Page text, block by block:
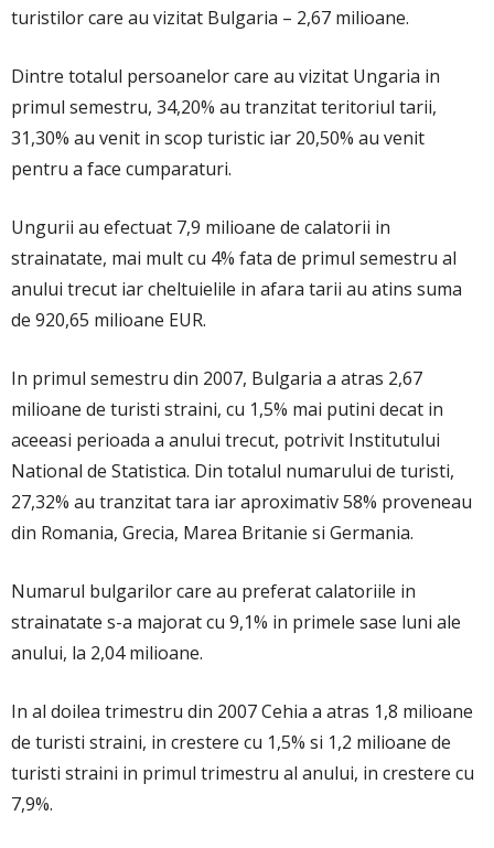
turistilor care au vizitat Bulgaria – 2,67 milioane.
Dintre totalul persoanelor care au vizitat Ungaria in
primul semestru, 34,20% au tranzitat teritoriul tarii,
31,30% au venit in scop turistic iar 20,50% au venit
pentru a face cumparaturi.
Ungurii au efectuat 7,9 milioane de calatorii in
strainatate, mai mult cu 4% fata de primul semestru al
anului trecut iar cheltuielile in afara tarii au atins suma
de 920,65 milioane EUR.
In primul semestru din 2007, Bulgaria a atras 2,67
milioane de turisti straini, cu 1,5% mai putini decat in
aceeasi perioada a anului trecut, potrivit Institutului
National de Statistica. Din totalul numarului de turisti,
27,32% au tranzitat tara iar aproximativ 58% proveneau
din Romania, Grecia, Marea Britanie si Germania.
Numarul bulgarilor care au preferat calatoriile in
strainatate s-a majorat cu 9,1% in primele sase luni ale
anului, la 2,04 milioane.
In al doilea trimestru din 2007 Cehia a atras 1,8 milioane
de turisti straini, in crestere cu 1,5% si 1,2 milioane de
turisti straini in primul trimestru al anului, in crestere cu
7,9%.